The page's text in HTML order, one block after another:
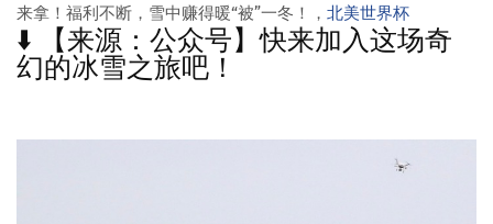
来拿！福利不断，雪中赚得暖“被”一冬！， 北美世界杯
⬇️ 【来源：公众号】快来加入这场奇
幻的冰雪之旅吧！